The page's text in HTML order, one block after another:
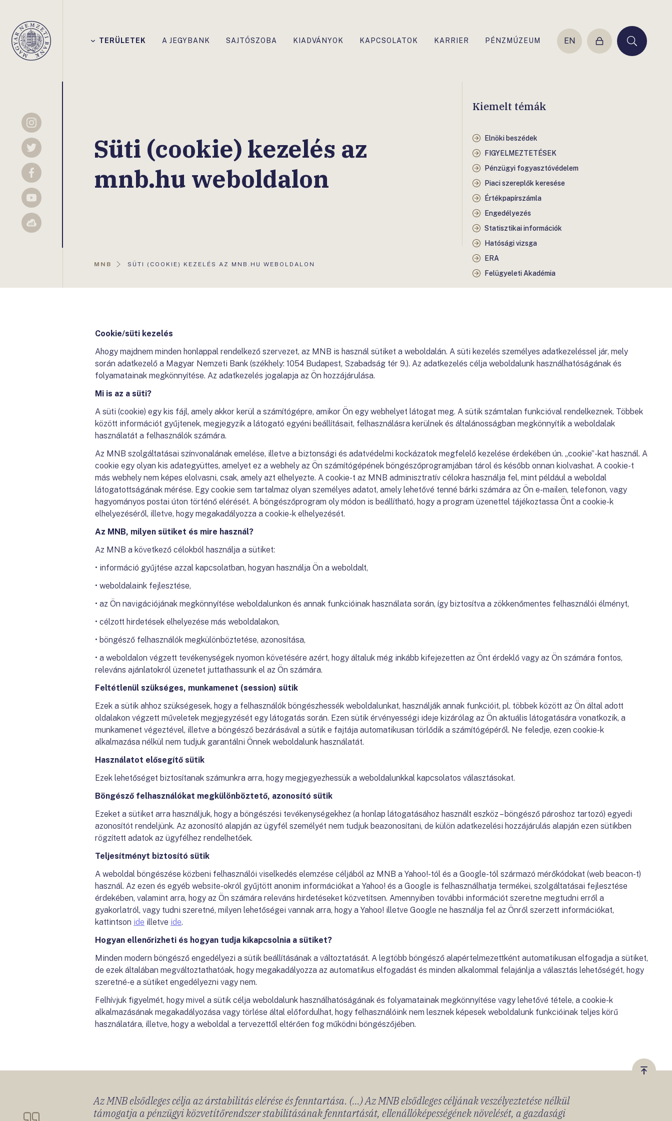
Magyar
Nemzeti
TERÜLETEK A JEGYBANK SAJTÓSZOBA KIADVÁNYOK KAPCSOLATOK KARRIER PÉNZMÚZEUM EN
Belépés Keresés
Instagram
Twitter
Facebook
YouTube
Sellsy
Süti (cookie) kezelés az
mnb.hu weboldalon
MNB
AKTUÁLIS
SÜTI (COOKIE) KEZELÉS AZ MNB.HU WEBOLDALON
Kiemelt témák
Elnöki beszédek
FIGYELMEZTETÉSEK
Pénzügyi fogyasztóvédelem
Piaci szereplők keresése
Értékpapírszámla
Engedélyezés
Statisztikai információk
Hatósági vizsga
ERA
Felügyeleti Akadémia
Cookie/süti kezelés
Ahogy majdnem minden honlappal rendelkező szervezet, az MNB is használ sütiket a weboldalán. A süti kezelés személyes adatkezeléssel jár, mely
során adatkezelő a Magyar Nemzeti Bank (székhely: 1054 Budapest, Szabadság tér 9.). Az adatkezelés célja weboldalunk használhatóságának és
folyamatainak megkönnyítése. Az adatkezelés jogalapja az Ön hozzájárulása.
Mi is az a süti?
A süti (cookie) egy kis fájl, amely akkor kerül a számítógépre, amikor Ön egy webhelyet látogat meg. A sütik számtalan funkcióval rendelkeznek. Többek
között információt gyűjtenek, megjegyzik a látogató egyéni beállításait, felhasználásra kerülnek és általánosságban megkönnyítik a weboldalak
használatát a felhasználók számára.
Az MNB szolgáltatásai színvonalának emelése, illetve a biztonsági és adatvédelmi kockázatok megfelelő kezelése érdekében ún. „cookie”-kat használ. A
cookie egy olyan kis adategyüttes, amelyet ez a webhely az Ön számítógépének böngészőprogramjában tárol és később onnan kiolvashat. A cookie-t
más webhely nem képes elolvasni, csak, amely azt elhelyezte. A cookie-t az MNB adminisztratív célokra használja fel, mint például a weboldal
látogatottságának mérése. Egy cookie sem tartalmaz olyan személyes adatot, amely lehetővé tenné bárki számára az Ön e-mailen, telefonon, vagy
hagyományos postai úton történő elérését. A böngészőprogram oly módon is beállítható, hogy a program üzenettel tájékoztassa Önt a cookie-k
elhelyezéséről, illetve, hogy megakadályozza a cookie-k elhelyezését.
Az MNB, milyen sütiket és mire használ?
Az MNB a következő célokból használja a sütiket:
• információ gyűjtése azzal kapcsolatban, hogyan használja Ön a weboldalt,
• weboldalaink fejlesztése,
• az Ön navigációjának megkönnyítése weboldalunkon és annak funkcióinak használata során, így biztosítva a zökkenőmentes felhasználói élményt,
• célzott hirdetések elhelyezése más weboldalakon,
• böngésző felhasználók megkülönböztetése, azonosítása,
• a weboldalon végzett tevékenységek nyomon követésére azért, hogy általuk még inkább kifejezetten az Önt érdeklő vagy az Ön számára fontos,
releváns ajánlatokról üzenetet juttathassunk el az Ön számára.
Feltétlenül szükséges, munkamenet (session) sütik
Ezek a sütik ahhoz szükségesek, hogy a felhasználók böngészhessék weboldalunkat, használják annak funkcióit, pl. többek között az Ön által adott
oldalakon végzett műveletek megjegyzését egy látogatás során. Ezen sütik érvényességi ideje kizárólag az Ön aktuális látogatására vonatkozik, a
munkamenet végeztével, illetve a böngésző bezárásával a sütik e fajtája automatikusan törlődik a számítógépéről. Ne feledje, ezen cookie-k
alkalmazása nélkül nem tudjuk garantálni Önnek weboldalunk használatát.
Használatot elősegítő sütik
Ezek lehetőséget biztosítanak számunkra arra, hogy megjegyezhessük a weboldalunkkal kapcsolatos választásokat.
Böngésző felhasználókat megkülönböztető, azonosító sütik
Ezeket a sütiket arra használjuk, hogy a böngészési tevékenységekhez (a honlap látogatásához használt eszköz – böngésző pároshoz tartozó) egyedi
azonosítót rendeljünk. Az azonosító alapján az ügyfél személyét nem tudjuk beazonosítani, de külön adatkezelési hozzájárulás alapján ezen sütikben
rögzített adatok az ügyfélhez rendelhetőek.
Teljesítményt biztosító sütik
A weboldal böngészése közbeni felhasználói viselkedés elemzése céljából az MNB a Yahoo!-tól és a Google-tól származó mérőkódokat (web beacon-t)
használ. Az ezen és egyéb website-okról gyűjtött anonim információkat a Yahoo! és a Google is felhasználhatja termékei, szolgáltatásai fejlesztése
érdekében, valamint arra, hogy az Ön számára releváns hirdetéseket közvetítsen. Amennyiben további információt szeretne megtudni erről a
gyakorlatról, vagy tudni szeretné, milyen lehetőségei vannak arra, hogy a Yahoo! illetve Google ne használja fel az Önről szerzett információkat,
kattintson ide illetve ide.
Hogyan ellenőrizheti és hogyan tudja kikapcsolnia a sütiket?
Minden modern böngésző engedélyezi a sütik beállításának a változtatását. A legtöbb böngésző alapértelmezettként automatikusan elfogadja a sütiket,
de ezek általában megváltoztathatóak, hogy megakadályozza az automatikus elfogadást és minden alkalommal felajánlja a választás lehetőségét, hogy
szeretné-e a sütiket engedélyezni vagy nem.
Felhívjuk figyelmét, hogy mivel a sütik célja weboldalunk használhatóságának és folyamatainak megkönnyítése vagy lehetővé tétele, a cookie-k
alkalmazásának megakadályozása vagy törlése által előfordulhat, hogy felhasználóink nem lesznek képesek weboldalunk funkcióinak teljes körű
használatára, illetve, hogy a weboldal a tervezettől eltérően fog működni böngészőjében.
Vissza
Az MNB elsődleges célja az árstabilitás elérése és fenntartása. (...) Az MNB elsődleges céljának veszélyeztetése nélkül
támogatja a pénzügyi közvetítőrendszer stabilitásának fenntartását, ellenállóképességének növelését, a gazdasági